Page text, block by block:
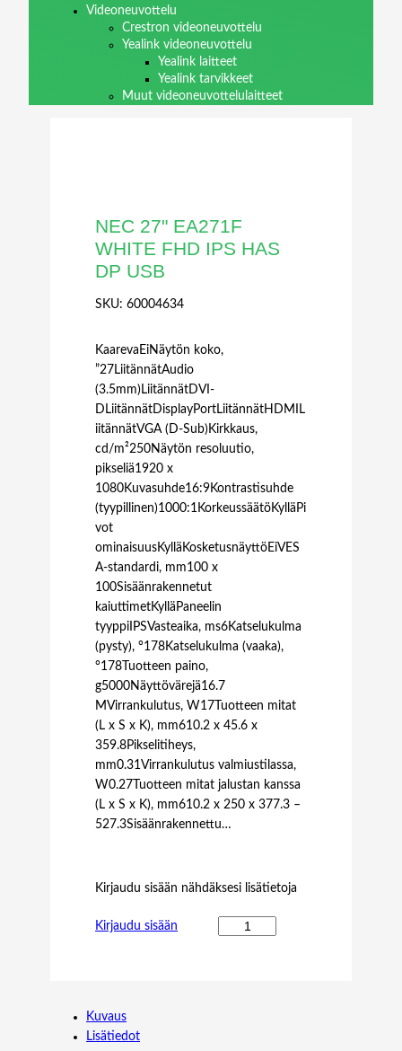
Videoneuvottelu
Crestron videoneuvottelu
Yealink videoneuvottelu
Yealink laitteet
Yealink tarvikkeet
Muut videoneuvottelulaitteet
NEC 27" EA271F
WHITE FHD IPS HAS
DP USB
SKU: 60004634
KaarevaEiNäytön koko,
”27LiitännätAudio
(3.5mm)LiitännätDVI-
DLiitännätDisplayPortLiitännätHDMIL
iitännätVGA (D-Sub)Kirkkaus,
cd/m²250Näytön resoluutio,
pikseliä1920 x
1080Kuvasuhde16:9Kontrastisuhde
(tyypillinen)1000:1KorkeussäätöKylläPi
vot
ominaisuusKylläKosketusnäyttöEiVES
A-standardi, mm100 x
100Sisäänrakennetut
kaiuttimetKylläPaneelin
tyyppiIPSVasteaika, ms6Katselukulma
(pysty), °178Katselukulma (vaaka),
°178Tuotteen paino,
g5000Näyttövärejä16.7
MVirrankulutus, W17Tuotteen mitat
(L x S x K), mm610.2 x 45.6 x
359.8Pikselitiheys,
mm0.31Virrankulutus valmiustilassa,
W0.27Tuotteen mitat jalustan kanssa
(L x S x K), mm610.2 x 250 x 377.3 –
527.3Sisäänrakennettu…
Kirjaudu sisään nähdäksesi lisätietoja
Kirjaudu sisään
Kuvaus
Lisätiedot